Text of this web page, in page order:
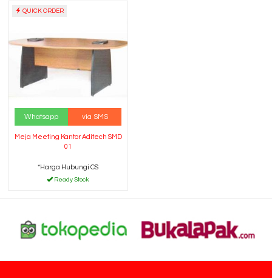
QUICK ORDER
Whatsapp via SMS
Meja Meeting Kantor Aditech SMD
01
*Harga Hubungi CS
Ready Stock